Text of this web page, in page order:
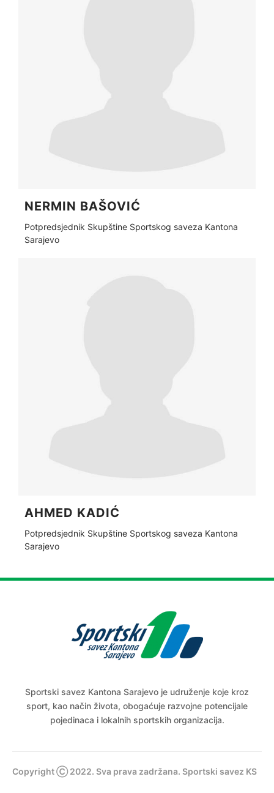
NERMIN BAŠOVIĆ
Potpredsjednik Skupštine Sportskog saveza Kantona
Sarajevo
AHMED KADIĆ
Potpredsjednik Skupštine Sportskog saveza Kantona
Sarajevo
Sportski savez Kantona Sarajevo je udruženje koje kroz
sport, kao način života, obogaćuje razvojne potencijale
pojedinaca i lokalnih sportskih organizacija.
Copyright Ⓒ 2022. Sva prava zadržana. Sportski savez KS